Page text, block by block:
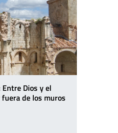
Dios y el
de los muros